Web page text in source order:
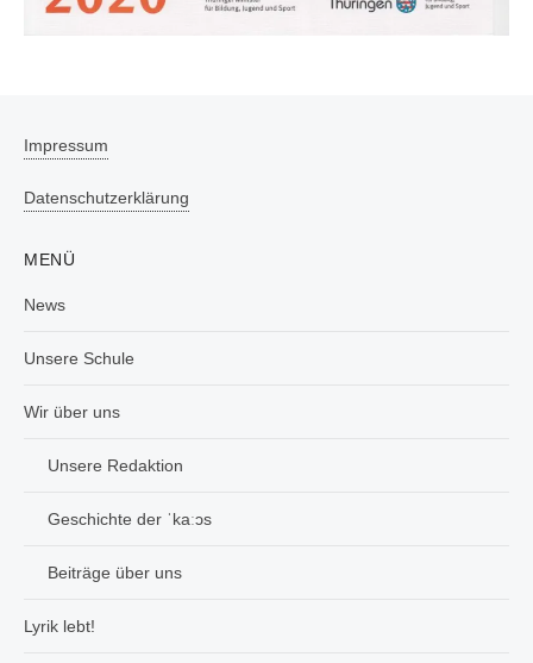
Impressum
Datenschutzerklärung
MENÜ
News
Unsere Schule
Wir über uns
Unsere Redaktion
Geschichte der ˈkaːɔs
Beiträge über uns
Lyrik lebt!